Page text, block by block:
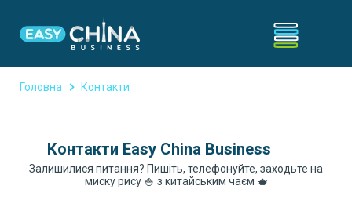
Головна Контакти
Контакти Easy China Business
Залишилися питання? Пишіть, телефонуйте, заходьте на
миску рису 🍚 з китайським чаєм 🫖